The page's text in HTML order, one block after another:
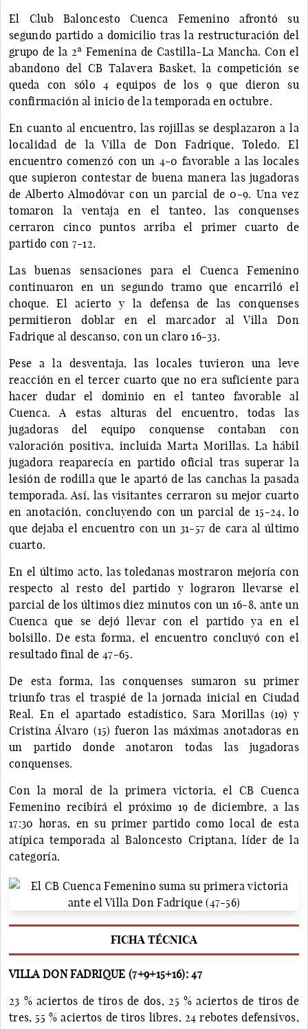
El Club Baloncesto Cuenca Femenino afrontó su
segundo partido a domicilio tras la restructuración del
grupo de la 2ª Femenina de Castilla-La Mancha. Con el
abandono del CB Talavera Basket, la competición se
queda con sólo 4 equipos de los 9 que dieron su
confirmación al inicio de la temporada en octubre.
En cuanto al encuentro, las rojillas se desplazaron a la
localidad de la Villa de Don Fadrique, Toledo. El
encuentro comenzó con un 4-0 favorable a las locales
que supieron contestar de buena manera las jugadoras
de Alberto Almodóvar con un parcial de 0-9. Una vez
tomaron la ventaja en el tanteo, las conquenses
cerraron cinco puntos arriba el primer cuarto de
partido con 7-12.
Las buenas sensaciones para el Cuenca Femenino
continuaron en un segundo tramo que encarriló el
choque. El acierto y la defensa de las conquenses
permitieron doblar en el marcador al Villa Don
Fadrique al descanso, con un claro 16-33.
Pese a la desventaja, las locales tuvieron una leve
reacción en el tercer cuarto que no era suficiente para
hacer dudar el dominio en el tanteo favorable al
Cuenca. A estas alturas del encuentro, todas las
jugadoras del equipo conquense contaban con
valoración positiva, incluida Marta Morillas. La hábil
jugadora reaparecía en partido oficial tras superar la
lesión de rodilla que le apartó de las canchas la pasada
temporada. Así, las visitantes cerraron su mejor cuarto
en anotación, concluyendo con un parcial de 15-24, lo
que dejaba el encuentro con un 31-57 de cara al último
cuarto.
En el último acto, las toledanas mostraron mejoría con
respecto al resto del partido y lograron llevarse el
parcial de los últimos diez minutos con un 16-8, ante un
Cuenca que se dejó llevar con el partido ya en el
bolsillo. De esta forma, el encuentro concluyó con el
resultado final de 47-65.
De esta forma, las conquenses sumaron su primer
triunfo tras el traspié de la jornada inicial en Ciudad
Real. En el apartado estadístico, Sara Morillas (19) y
Cristina Álvaro (15) fueron las máximas anotadoras en
un partido donde anotaron todas las jugadoras
conquenses.
Con la moral de la primera victoria, el CB Cuenca
Femenino recibirá el próximo 19 de diciembre, a las
17:30 horas, en su primer partido como local de esta
atípica temporada al Baloncesto Criptana, líder de la
categoría.
FICHA TÉCNICA
VILLA DON FADRIQUE (7+9+15+16): 47
23 % aciertos de tiros de dos, 25 % aciertos de tiros de
tres, 55 % aciertos de tiros libres, 24 rebotes defensivos,